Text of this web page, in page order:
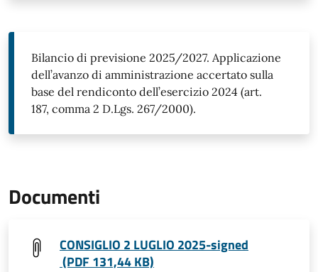
Bilancio di previsione 2025/2027. Applicazione
dell’avanzo di amministrazione accertato sulla
base del rendiconto dell’esercizio 2024 (art.
187, comma 2 D.Lgs. 267/2000).
Documenti
CONSIGLIO 2 LUGLIO 2025-signed
(PDF 131,44 KB)